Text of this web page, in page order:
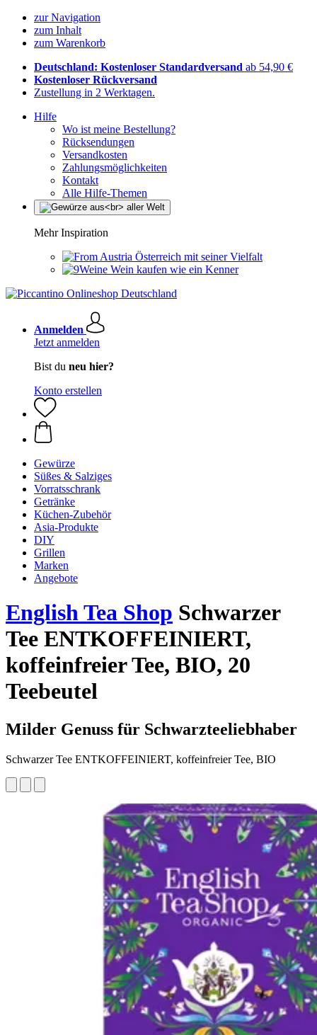
zur Navigation
zum Inhalt
zum Warenkorb
Deutschland: Kostenloser Standardversand ab 54,90 €
Kostenloser Rückversand
Zustellung in 2 Werktagen.
Hilfe
Wo ist meine Bestellung?
Rücksendungen
Versandkosten
Zahlungsmöglichkeiten
Kontakt
Alle Hilfe-Themen
Mehr Inspiration
Österreich mit seiner Vielfalt
Wein kaufen wie ein Kenner
Anmelden
Jetzt anmelden
Bist du neu hier?
Konto erstellen
Gewürze
Süßes & Salziges
Vorratsschrank
Getränke
Küchen-Zubehör
Asia-Produkte
DIY
Grillen
Marken
Angebote
English Tea Shop Schwarzer
Tee ENTKOFFEINIERT,
koffeinfreier Tee, BIO, 20
Teebeutel
Milder Genuss für Schwarzteeliebhaber
Schwarzer Tee ENTKOFFEINIERT, koffeinfreier Tee, BIO